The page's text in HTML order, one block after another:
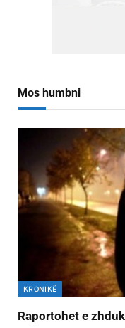
Mos humbni
KRONIKË
Raportohet e